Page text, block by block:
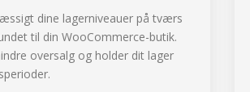
dine lagerniveauer på tværs
til din WooCommerce-butik.
oversalg og holder dit lager